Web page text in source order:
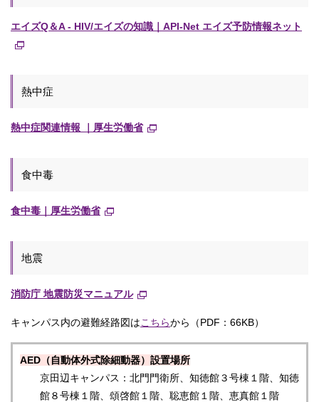
エイズQ＆A - HIV/エイズの知識｜API-Net エイズ予防情報ネット
熱中症
熱中症関連情報 ｜厚生労働省
食中毒
食中毒｜厚生労働省
地震
消防庁 地震防災マニュアル
キャンパス内の避難経路図はこちらから（PDF：66KB）
AED（自動体外式除細動器）設置場所
京田辺キャンパス：北門門衛所、知徳館３号棟１階、知徳
館８号棟１階、頌啓館１階、聡恵館１階、恵真館１階